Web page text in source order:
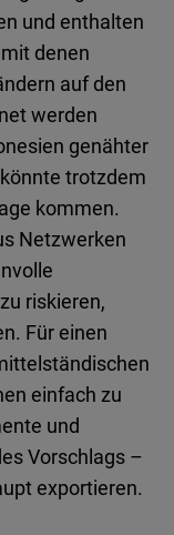
und enthalten
denen
auf den
werden
genähter
trotzdem
kommen.
Netzwerken
riskieren,
Für einen
einfach zu
und
Vorschlags –
exportieren.